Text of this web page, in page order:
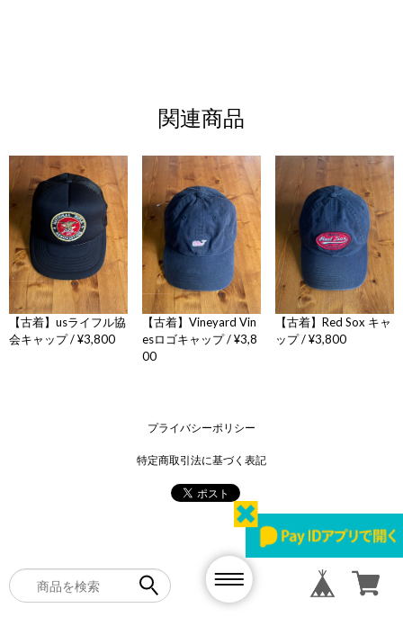
関連商品
【古着】usライフル協
会キャップ / ¥3,800
【古着】Vineyard Vin
esロゴキャップ / ¥3,8
00
【古着】Red Sox キャ
ップ / ¥3,800
プライバシーポリシー
特定商取引法に基づく表記